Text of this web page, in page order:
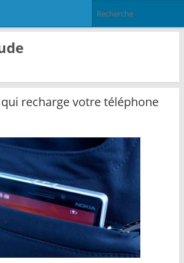
recharge votre téléphone